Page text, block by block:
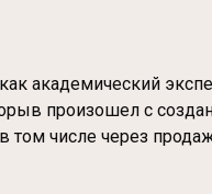
академический
произошел с
числе через